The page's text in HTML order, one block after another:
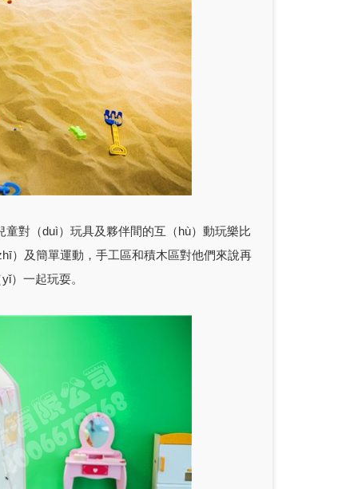
對（duì）玩具及夥伴間的互（hù）動玩樂比
）及簡單運動，手工區和積木區對他們來說再
）一起玩耍。